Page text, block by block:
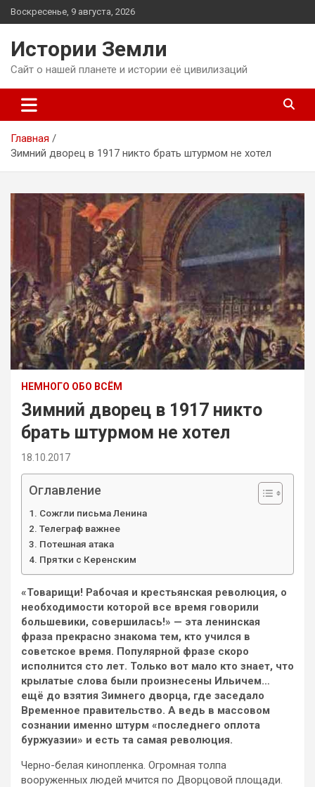
Перейти
к
Воскресенье, 9 августа, 2026
Истории Земли
Сайт о нашей планете и истории её цивилизаций
Главная
Зимний дворец в 1917 никто брать штурмом не хотел
НЕМНОГО ОБО ВСЁМ
Зимний дворец в 1917 никто
брать штурмом не хотел
18.10.2017
Оглавление
Сожгли письма Ленина
Телеграф важнее
Потешная атака
Прятки с Керенским
«Товарищи! Рабочая и крестьянская революция, о
необходимости которой все время говорили
большевики, совершилась!» — эта ленинская
фраза прекрасно знакома тем, кто учился в
советское время. Популярной фразе скоро
исполнится сто лет. Только вот мало кто знает, что
крылатые слова были произнесены Ильичем…
ещё до взятия Зимнего дворца, где заседало
Временное правительство. А ведь в массовом
сознании именно штурм «последнего оплота
буржуазии» и есть та самая революция.
Черно-белая кинопленка. Огромная толпа
вооруженных людей мчится по Дворцовой площади.